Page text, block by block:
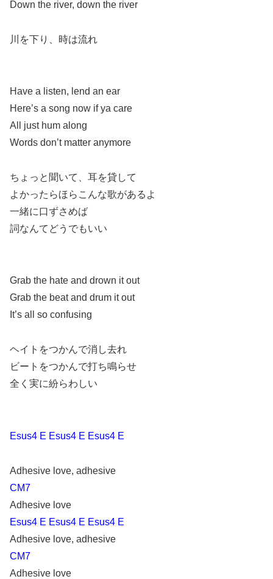
Down the river, down the river
川を下り、時は流れ
Have a listen, lend an ear
Here’s a song now if ya care
All just hum along
Words don’t matter anymore
ちょっと聞いて、耳を貸して
よかったらほらこんな歌があるよ
一緒に口ずさめば
詞なんてどうでもいい
Grab the hate and drown it out
Grab the beat and drum it out
It’s all so confusing
ヘイトをつかんで消し去れ
ビートをつかんで打ち鳴らせ
全く実に紛らわしい
Esus4 E Esus4 E Esus4 E
Adhesive love, adhesive
CM7
Adhesive love
Esus4 E Esus4 E Esus4 E
Adhesive love, adhesive
CM7
Adhesive love